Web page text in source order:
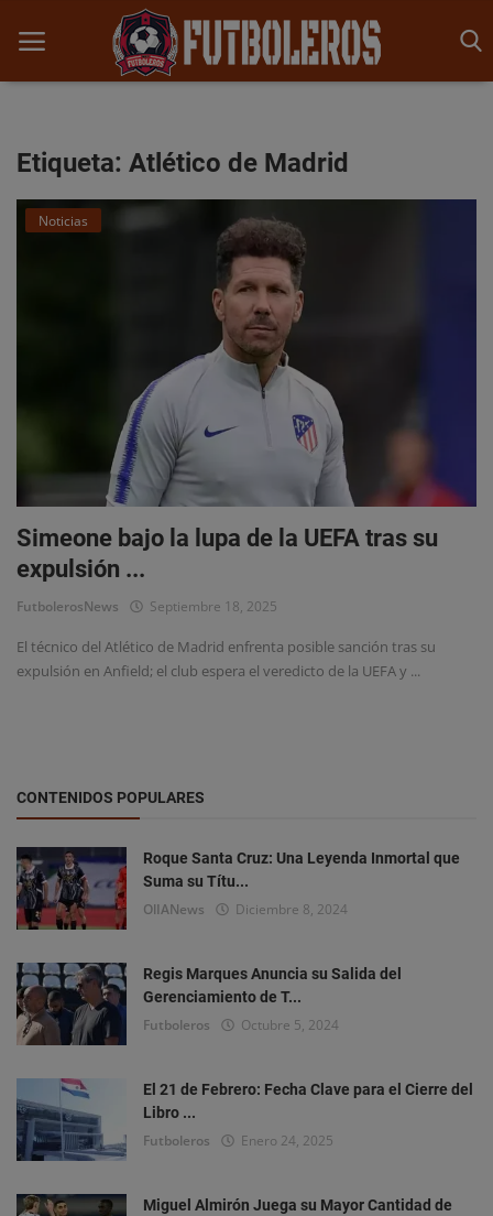
Inicio
Estadísticas
Chismes y Curiosidades
Etiqueta: Atlético de Madrid
Noticias
Simeone bajo la lupa de la UEFA tras su
expulsión ...
FutbolerosNews Septiembre 18, 2025
El técnico del Atlético de Madrid enfrenta posible sanción tras su
expulsión en Anfield; el club espera el veredicto de la UEFA y ...
CONTENIDOS POPULARES
Roque Santa Cruz: Una Leyenda Inmortal que
Suma su Títu...
OlIANews Diciembre 8, 2024
Regis Marques Anuncia su Salida del
Gerenciamiento de T...
Futboleros Octubre 5, 2024
El 21 de Febrero: Fecha Clave para el Cierre del
Libro ...
Futboleros Enero 24, 2025
Miguel Almirón Juega su Mayor Cantidad de